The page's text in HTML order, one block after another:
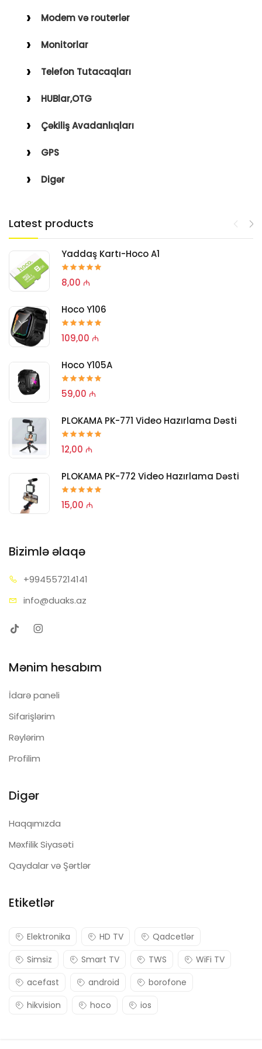
Modem və routerlər
Monitorlar
Telefon Tutacaqları
HUBlar,OTG
Çəkiliş Avadanlıqları
GPS
Digər
Latest products
Yaddaş Kartı-Hoco A1
8,00 ₼
Hoco Y106
109,00 ₼
Hoco Y105A
59,00 ₼
PLOKAMA PK-771 Video Hazırlama Dəsti
12,00 ₼
PLOKAMA PK-772 Video Hazırlama Dəsti
15,00 ₼
Bizimlə əlaqə
+994557214141
info@duaks.az
Mənim hesabım
İdarə paneli
Sifarişlərim
Rəylərim
Profilim
Digər
Haqqımızda
Məxfilik Siyasəti
Qaydalar və Şərtlər
Etiketlər
Elektronika HD TV
Qadcetlər
Simsiz
Smart TV TWS
WiFi TV
acefast
android
borofone
hikvision
hoco ios